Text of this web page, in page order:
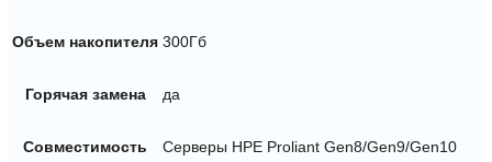
Объем накопителя 300Гб
Горячая замена да
Совместимость Серверы HPE Proliant Gen8/Gen9/Gen10